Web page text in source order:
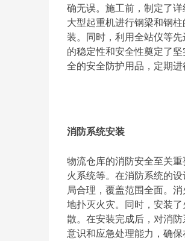
确无误。施工前，制定了
大型起重机进行钢梁和钢
装。同时，利用全站仪等
的稳定性和安全性奠定了
全的安全防护用品，定期进
消防系统安装
物流仓库的消防安全至关
火系统等。在消防系统的
局合理，覆盖范围全面。
地扑灭火灾。同时，安装
散。在安装完成后，对消
意识和应急处理能力，确